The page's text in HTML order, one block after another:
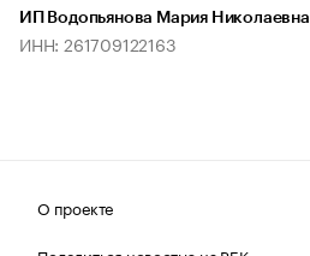
ИП Водопьянова Мария Николаевна
ИНН: 261709122163
О проекте